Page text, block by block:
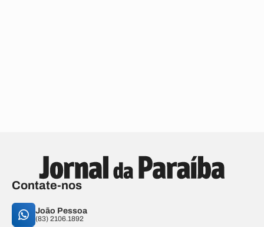
Contate-nos
João Pessoa
(83) 2106.1892